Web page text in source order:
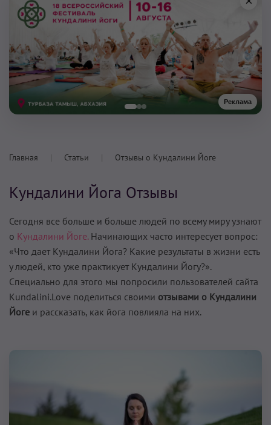
Реклама
Главная Статьи Отзывы о Кундалини Йоге
Кундалини Йога Отзывы
Сегодня все больше и больше людей по всему миру узнают
о Кундалини Йоге.Начинающих часто интересует вопрос:
«Что дает Кундалини Йога? Какие результаты в жизни есть
у людей, кто уже практикует Кундалини Йогу?».
Специально для этого мы попросили пользователей сайта
Kundalini.Love поделиться своими отзывами о Кундалини
Йоге и рассказать, как йога повлияла на них.